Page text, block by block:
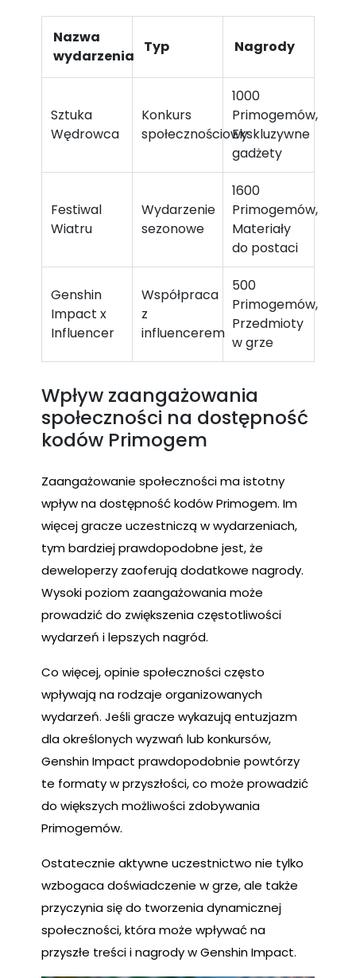
Nazwa
wydarzenia
Typ Nagrody
Sztuka
Wędrowca
Konkurs
społecznościowy
1000
Primogemów,
Ekskluzywne
gadżety
Festiwal
Wiatru
Wydarzenie
sezonowe
1600
Primogemów,
Materiały
do postaci
Genshin
Impact x
Influencer
Współpraca
z
influencerem
500
Primogemów,
Przedmioty
w grze
Wpływ zaangażowania
społeczności na dostępność
kodów Primogem
Zaangażowanie społeczności ma istotny
wpływ na dostępność kodów Primogem. Im
więcej gracze uczestniczą w wydarzeniach,
tym bardziej prawdopodobne jest, że
deweloperzy zaoferują dodatkowe nagrody.
Wysoki poziom zaangażowania może
prowadzić do zwiększenia częstotliwości
wydarzeń i lepszych nagród.
Co więcej, opinie społeczności często
wpływają na rodzaje organizowanych
wydarzeń. Jeśli gracze wykazują entuzjazm
dla określonych wyzwań lub konkursów,
Genshin Impact prawdopodobnie powtórzy
te formaty w przyszłości, co może prowadzić
do większych możliwości zdobywania
Primogemów.
Ostatecznie aktywne uczestnictwo nie tylko
wzbogaca doświadczenie w grze, ale także
przyczynia się do tworzenia dynamicznej
społeczności, która może wpływać na
przyszłe treści i nagrody w Genshin Impact.